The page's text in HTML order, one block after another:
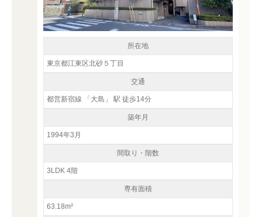
所在地
東京都江東区北砂５丁目
交通
都営新宿線 「大島」 駅 徒歩14分
築年月
1994年3月
間取り・階数
3LDK 4階
専有面積
63.18m²